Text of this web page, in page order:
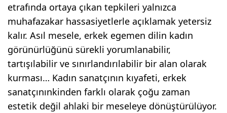
etrafında ortaya çıkan tepkileri yalnızca
muhafazakar hassasiyetlerle açıklamak yetersiz
kalır. Asıl mesele, erkek egemen dilin kadın
görünürlüğünü sürekli yorumlanabilir,
tartışılabilir ve sınırlandırılabilir bir alan olarak
kurması… Kadın sanatçının kıyafeti, erkek
sanatçınınkinden farklı olarak çoğu zaman
estetik değil ahlaki bir meseleye dönüştürülüyor.